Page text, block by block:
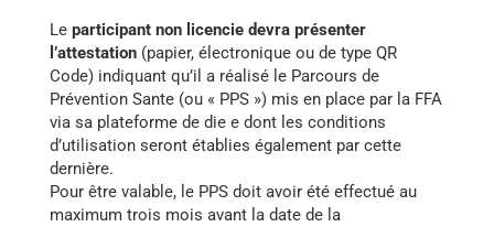
Le participant non licencie devra présenter
l’attestation(papier, électronique ou de type QR
Code) indiquant qu’il a réalisé le Parcours de
Prévention Sante (ou « PPS ») mis en place par la FFA
via sa plateforme de die e dont les conditions
d’utilisation seront établies également par cette
dernière.
Pour être valable, le PPS doit avoir été effectué au
maximum trois mois avant la date de la